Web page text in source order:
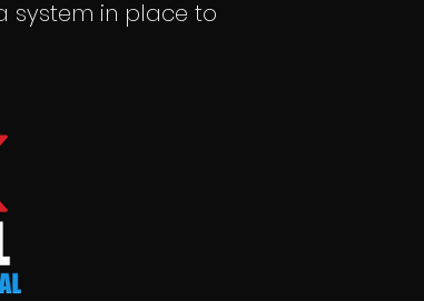
system in place to